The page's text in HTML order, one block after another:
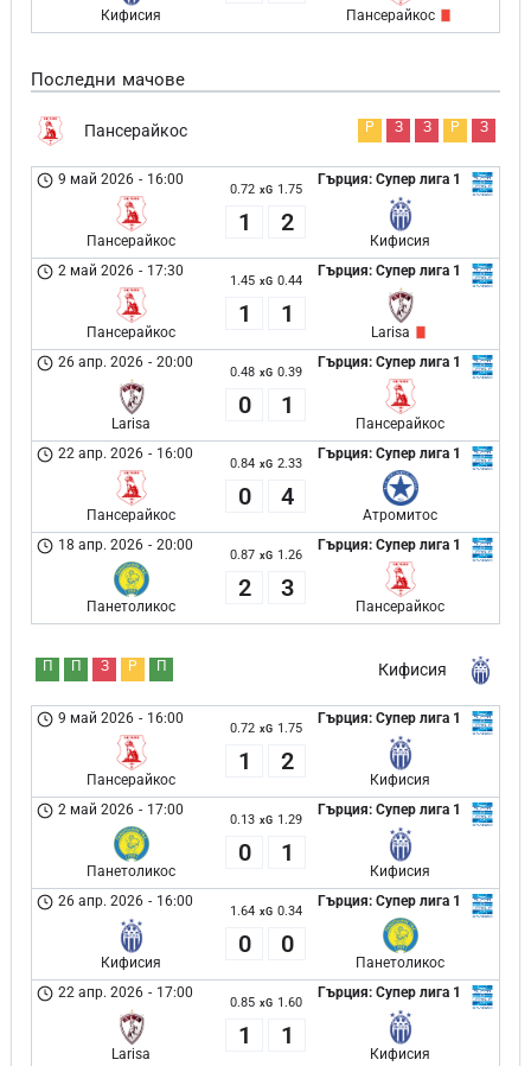
Кифисия Пансерайкос
Последни мачове
Пансерайкос Р З З Р З
Гърция: Супер лига 1
9 май 2026 - 16:00
Пансерайкос
0.72 xG 1.75
1 2
Кифисия
Гърция: Супер лига 1
2 май 2026 - 17:30
Пансерайкос
1.45 xG 0.44
1 1
Larisa
Гърция: Супер лига 1
26 апр. 2026 - 20:00
Larisa
0.48 xG 0.39
0 1
Пансерайкос
Гърция: Супер лига 1
22 апр. 2026 - 16:00
Пансерайкос
0.84 xG 2.33
0 4
Атромитос
Гърция: Супер лига 1
18 апр. 2026 - 20:00
Панетоликос
0.87 xG 1.26
2 3
Пансерайкос
Кифисия
П П З Р П
Гърция: Супер лига 1
9 май 2026 - 16:00
Пансерайкос
0.72 xG 1.75
1 2
Кифисия
Гърция: Супер лига 1
2 май 2026 - 17:00
Панетоликос
0.13 xG 1.29
0 1
Кифисия
Гърция: Супер лига 1
26 апр. 2026 - 16:00
Кифисия
1.64 xG 0.34
0 0
Панетоликос
Гърция: Супер лига 1
22 апр. 2026 - 17:00
Larisa
0.85 xG 1.60
1 1
Кифисия